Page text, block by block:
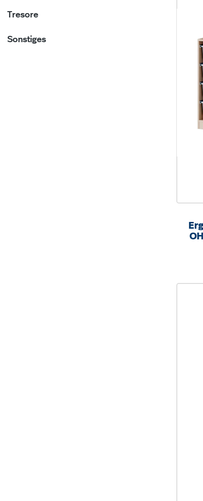
Tresore
Sonstiges